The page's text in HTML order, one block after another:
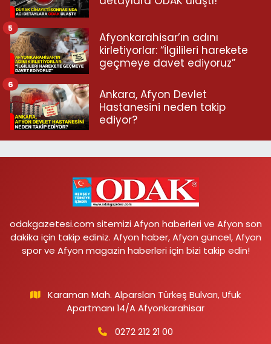
Afyonkarahisar’ın adını
kirletiyorlar: “İlgilileri harekete
geçmeye davet ediyoruz”
5
Ankara, Afyon Devlet
Hastanesini neden takip
ediyor?
6
odakgazetesi.com sitemizi Afyon haberleri ve Afyon son
dakika için takip ediniz. Afyon haber, Afyon güncel, Afyon
spor ve Afyon magazin haberleri için bizi takip edin!
Karaman Mah. Alparslan Türkeş Bulvarı, Ufuk
Apartmanı 14/A Afyonkarahisar
0272 212 21 00